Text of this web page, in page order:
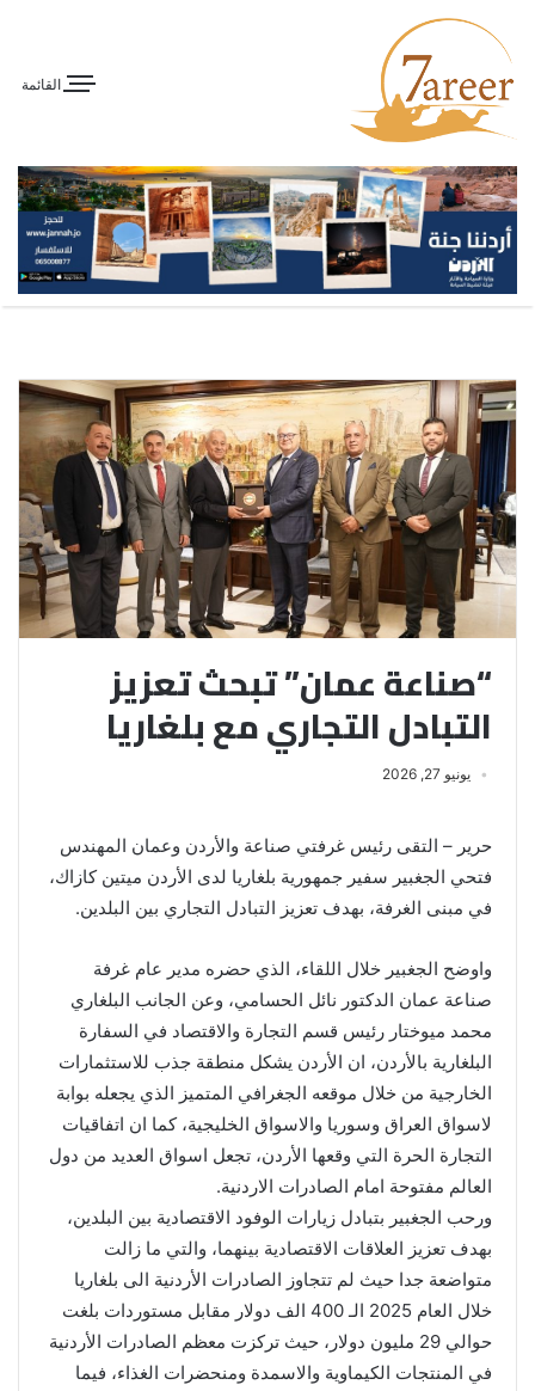
القائمة
“صناعة عمان” تبحث تعزيز
التبادل التجاري مع بلغاريا
يونيو 27, 2026
حرير – التقى رئيس غرفتي صناعة والأردن وعمان المهندس
فتحي الجغبير سفير جمهورية بلغاريا لدى الأردن ميتين كازاك،
في مبنى الغرفة، بهدف تعزيز التبادل التجاري بين البلدين.
واوضح الجغبير خلال اللقاء، الذي حضره مدير عام غرفة
صناعة عمان الدكتور نائل الحسامي، وعن الجانب البلغاري
محمد ميوختار رئيس قسم التجارة والاقتصاد في السفارة
البلغارية بالأردن، ان الأردن يشكل منطقة جذب للاستثمارات
الخارجية من خلال موقعه الجغرافي المتميز الذي يجعله بوابة
لاسواق العراق وسوريا والاسواق الخليجية، كما ان اتفاقيات
التجارة الحرة التي وقعها الأردن، تجعل اسواق العديد من دول
العالم مفتوحة امام الصادرات الاردنية.
ورحب الجغبير بتبادل زيارات الوفود الاقتصادية بين البلدين،
بهدف تعزيز العلاقات الاقتصادية بينهما، والتي ما زالت
متواضعة جدا حيث لم تتجاوز الصادرات الأردنية الى بلغاريا
خلال العام 2025 الـ 400 الف دولار مقابل مستوردات بلغت
حوالي 29 مليون دولار، حيث تركزت معظم الصادرات الأردنية
في المنتجات الكيماوية والاسمدة ومنحضرات الغذاء، فيما